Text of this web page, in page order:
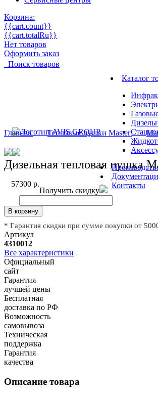
Корзина:
{{cart.count}}
{{cart.totalRu}}
Нет товаров
Оформить заказ
Поиск товаров
Каталог
Контакты
Главная Тепловые пушки Master
Дизельная тепловая пушка
57300 р.
Получить скидку
В корзину
* Гарантия скидки при сумме покупки от
Артикул
4310012
Все характеристики
Официальный
сайт
Гарантия
лучшей цены
Бесплатная
доставка по РФ
Возможность
самовывоза
Техническая
поддержка
Гарантия
качества
Описание товара